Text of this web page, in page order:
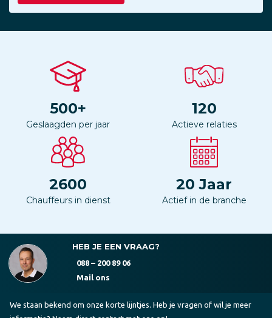
500+
Geslaagden per jaar
120
Actieve relaties
2600
Chauffeurs in dienst
20 Jaar
Actief in de branche
HEB JE EEN VRAAG?
088 – 200 89 06
Mail ons
We staan bekend om onze korte lijntjes. Heb je vragen of wil je meer